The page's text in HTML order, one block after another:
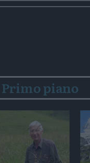
Primo piano